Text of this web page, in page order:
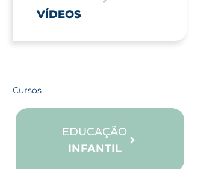
VÍDEOS
Cursos
EDUCAÇÃO
INFANTIL